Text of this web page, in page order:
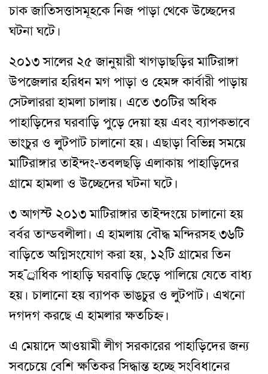
চাক জাতিসত্তাসমূহকে নিজ পাড়া থেকে উচ্ছেদের
ঘটনা ঘটে।
২০১৩ সালের ২৫ জানুয়ারী খাগড়াছড়ির মাটিরাঙ্গা
উপজেলার হরিধন মগ পাড়া ও হেমঙ্গ কার্বারী পাড়ায়
সেটলাররা হামলা চালায়। এতে ৩০টির অধিক
পাহাড়িদের ঘরবাড়ি পুড়ে দেয়া হয় এবং ব্যাপকভাবে
ভাংচুর ও লুটপাট চালানো হয়। এছাড়া বিভিন্ন সময়ে
মাটিরাঙ্গার তাইন্দং-তবলছড়ি এলাকায় পাহাড়িদের
গ্রামে হামলা ও উচ্ছেদের ঘটনা ঘটে।
৩ আগস্ট ২০১৩ মাটিরাঙ্গার তাইন্দংয়ে চালানো হয়
বর্বর তান্ডবলীলা। এ হামলায় বৌদ্ধ মন্দিরসহ ৩৬টি
বাড়িতে অগ্নিসংযোগ করা হয়, ১২টি গ্রামের তিন
সহ¯্রাধিক পাহাড়ি ঘরবাড়ি ছেড়ে পালিয়ে যেতে বাধ্য
হয়। চালানো হয় ব্যাপক ভাঙচুর ও লুটপাট। এখনো
দগদগ করছে এ হামলার ক্ষতচিহ্ন।
এ মেয়াদে আওয়ামী লীগ সরকারের পাহাড়িদের জন্য
সবচেয়ে বেশি ক্ষতিকর সিদ্ধান্ত হচ্ছে সংবিধানের